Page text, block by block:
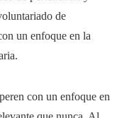
de
un enfoque en la
con un enfoque en